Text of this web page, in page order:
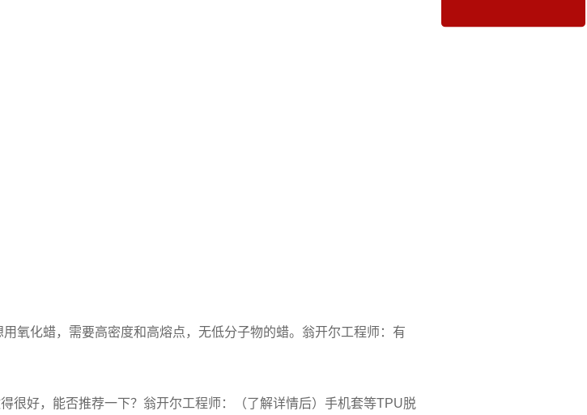
氧化蜡，需要高密度和高熔点，无低分子物的蜡。翁开尔工程师：有
很好，能否推荐一下？翁开尔工程师：（了解详情后）手机套等TPU脱